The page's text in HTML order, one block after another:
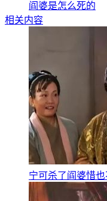
阎婆是怎么死的
相关内容
宁可杀了阎婆惜